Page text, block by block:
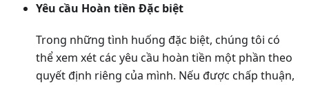
Yêu cầu Hoàn tiền Đặc biệt
Trong những tình huống đặc biệt, chúng tôi có
thể xem xét các yêu cầu hoàn tiền một phần theo
quyết định riêng của mình. Nếu được chấp thuận,